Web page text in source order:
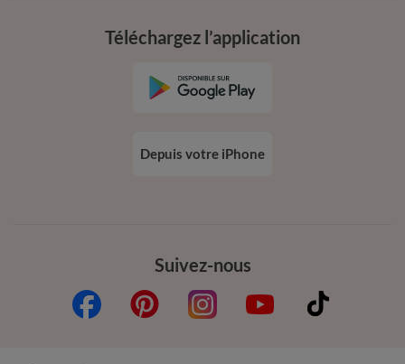
Suivez-nous
Téléchargez l’application
Depuis votre iPhone